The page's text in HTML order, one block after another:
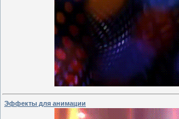
Эффекты для анимации